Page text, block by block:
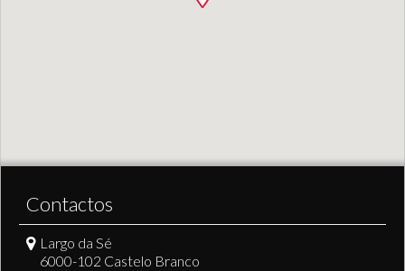
Contactos
Largo da Sé
6000-102 Castelo Branco